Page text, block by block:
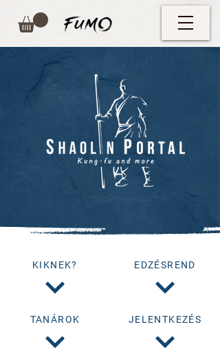
KIKNEK? EDZÉSREND
TANÁROK JELENTKEZÉS